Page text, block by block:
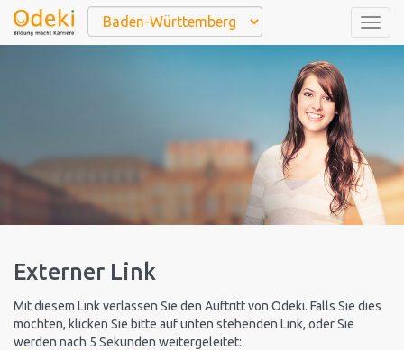
Externer Link
Mit diesem Link verlassen Sie den Auftritt von Odeki. Falls Sie dies
möchten, klicken Sie bitte auf unten stehenden Link, oder Sie
werden nach 5 Sekunden weitergeleitet: